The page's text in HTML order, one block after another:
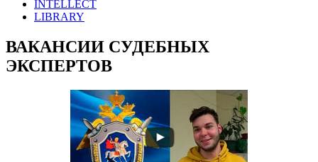
INTELLECT
LIBRARY
ВАКАНСИИ СУДЕБНЫХ
ЭКСПЕРТОВ